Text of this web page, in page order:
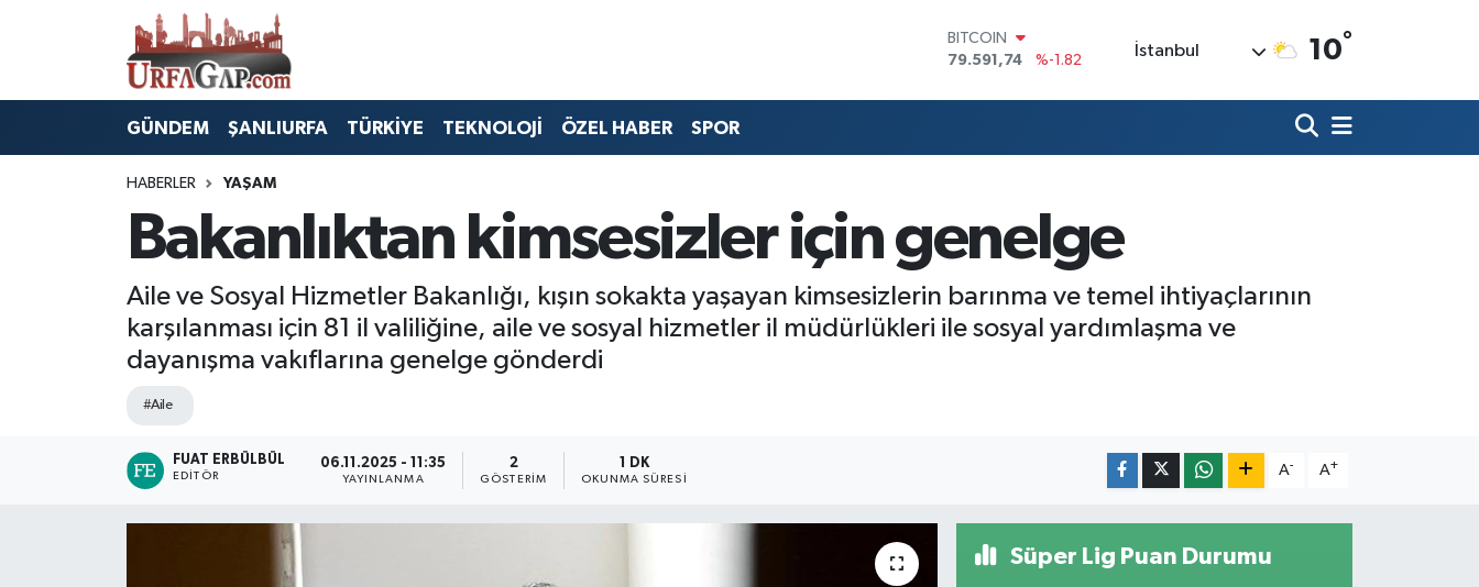
BITCOIN
79.591,74
%-1.82
45,43620
%0.02
6862,09000
%0.19
BİST100
İstanbul 10°
GÜNDEM ŞANLIURFA TÜRKİYE TEKNOLOJİ ÖZEL HABER SPOR
HABERLER YAŞAM
Bakanlıktan kimsesizler için genelge
Aile ve Sosyal Hizmetler Bakanlığı, kışın sokakta yaşayan kimsesizlerin barınma ve temel ihtiyaçlarının
karşılanması için 81 il valiliğine, aile ve sosyal hizmetler il müdürlükleri ile sosyal yardımlaşma ve
dayanışma vakıflarına genelge gönderdi
#Aile
FUAT ERBÜLBÜL
EDITÖR
06.11.2025 - 11:35
YAYINLANMA
2
GÖSTERIM
1 DK
OKUNMA SÜRESI
A- A+
Süper Lig Puan Durumu
Nöbetçi Eczaneler
Hava Durumu
Trafik Durumu
Süper Lig Puan Durumu ve Fikstür
Tüm Manşetler
Haber Arşivi